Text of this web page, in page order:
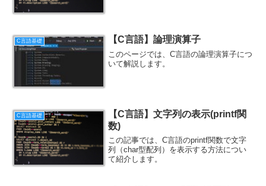
C言語基礎 【C言語】論理演算子
このページでは、C言語の論理演算子につ
いて解説します。
C言語基礎
【C言語】文字列の表示(printf関
数)
この記事では、C言語のprintf関数で文字
列（char型配列）を表示する方法につい
て紹介します。